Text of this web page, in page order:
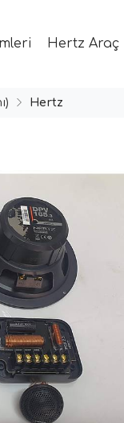
Hertz Araç
Hertz